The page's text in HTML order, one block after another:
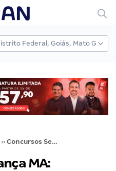
›› Concursos Segurança MA: Cebraspe é a banca para 3.350 vagas!
MA: